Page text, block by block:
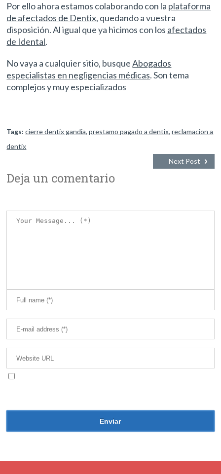
Por ello ahora estamos colaborando con la plataforma
de afectados de Dentix, quedando a vuestra
disposición. Al igual que ya hicimos con los afectados
de Idental.
No vaya a cualquier sitio, busqueAbogados
especialistas en negligencias médicas. Son tema
complejos y muy especializados
Tags: cierre dentix gandia,prestamo pagado a dentix,reclamacion a
dentix
Next Post
Deja un comentario